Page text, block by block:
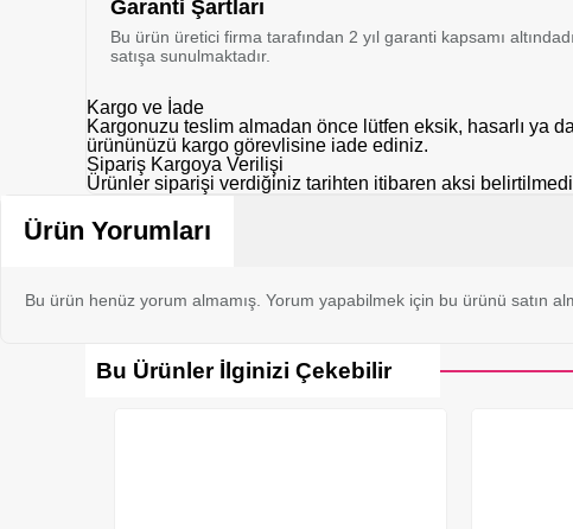
Garanti Şartları
Bu ürün üretici firma tarafından 2 yıl garanti kapsamı
satışa sunulmaktadır.
Kargo ve İade
Kargonuzu teslim almadan önce lütfen eksik, hasarlı ya
ürününüzü kargo görevlisine iade ediniz.
Sipariş Kargoya Verilişi
Ürünler siparişi verdiğiniz tarihten itibaren aksi
Ürün Yorumları
Bu ürün henüz yorum almamış. Yorum yapabilmek için bu ürünü satın
Bu Ürünler İlginizi Çekebilir